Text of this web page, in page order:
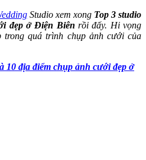
Studio xem xong Top 3 studio
đẹp ở Điện Biên rồi đấy. Hi vọng
trong quá trình chụp ảnh cưới của
10 địa điểm chụp ảnh cưới đẹp ở